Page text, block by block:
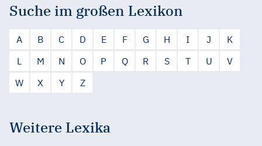
Suche im großen Lexikon
A B C D E F G H I J
K
L
M N O P Q R S T U
V
W
X Y Z
Weitere Lexika